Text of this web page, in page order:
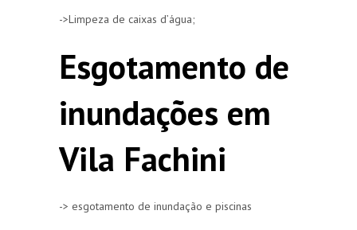
->Limpeza de caixas d’água;
Esgotamento de
inundações em
Vila Fachini
-> esgotamento de inundação e piscinas